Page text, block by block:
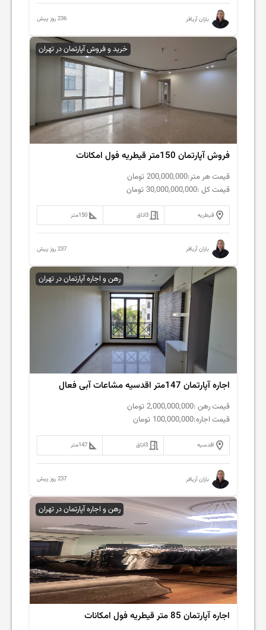
باران آریافر 236 روز پیش
خرید و فروش آپارتمان در تهران
فروش آپارتمان 150متر قیطریه فول امکانات
قیمت هر متر:200,000,000 تومان
قیمت کل :30,000,000,000 تومان
قیطریه 3اتاق 150متر
باران آریافر 237 روز پیش
رهن و اجاره آپارتمان در تهران
اجاره آپارتمان 147متر اقدسیه مشاعات آبی فعال
قیمت رهن :2,000,000,000 تومان
قیمت اجاره:100,000,000 تومان
اقدسیه 3اتاق 147متر
باران آریافر 237 روز پیش
رهن و اجاره آپارتمان در تهران
اجاره آپارتمان 85 متر قیطریه فول امکانات